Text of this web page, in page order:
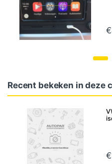
€
Recent bekeken in deze
€